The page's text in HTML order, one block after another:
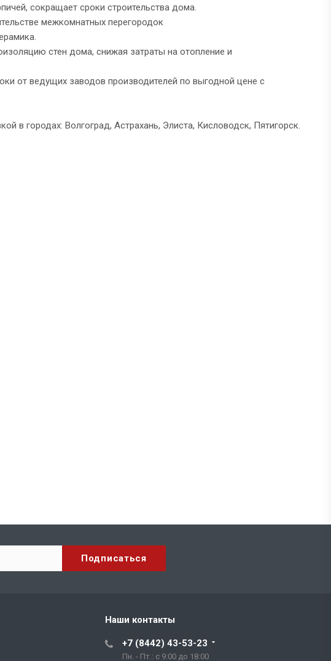
сокращает сроки строительства дома.
межкомнатных перегородок
стен дома, снижая затраты на отопление и
от ведущих заводов производителей по выгодной цене с
в городах: Волгоград, Астрахань, Элиста, Кисловодск, Пятигорск.
Наши контакты
+7 (8442) 43-53-23
Пн. - Пт.: с 9:00 до 18:00